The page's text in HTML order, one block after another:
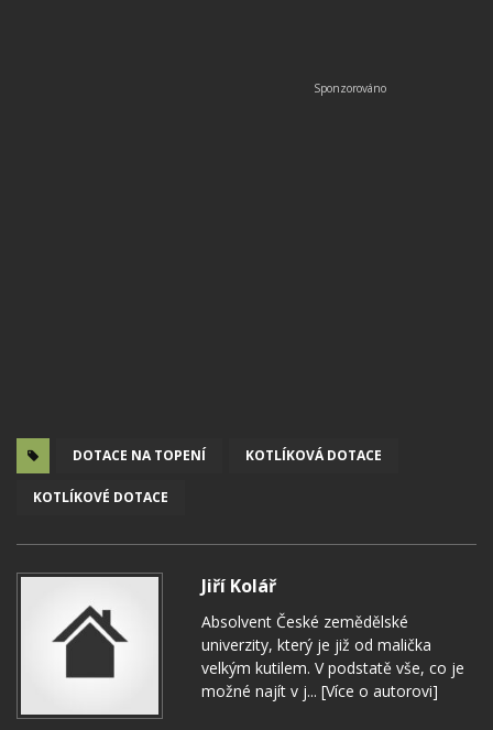
DOTACE NA TOPENÍ KOTLÍKOVÁ DOTACE
KOTLÍKOVÉ DOTACE
Jiří Kolář
Absolvent České zemědělské
univerzity, který je již od malička
velkým kutilem. V podstatě vše, co je
možné najít v j... [Více o autorovi]